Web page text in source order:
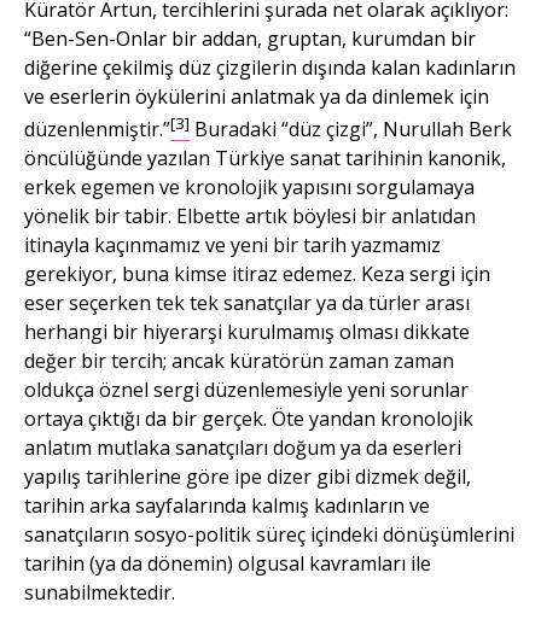
Küratör Artun, tercihlerini şurada net olarak açıklıyor:
“Ben-Sen-Onlar bir addan, gruptan, kurumdan bir
diğerine çekilmiş düz çizgilerin dışında kalan kadınların
ve eserlerin öykülerini anlatmak ya da dinlemek için
düzenlenmiştir.”[3] Buradaki “düz çizgi”, Nurullah Berk
öncülüğünde yazılan Türkiye sanat tarihinin kanonik,
erkek egemen ve kronolojik yapısını sorgulamaya
yönelik bir tabir. Elbette artık böylesi bir anlatıdan
itinayla kaçınmamız ve yeni bir tarih yazmamız
gerekiyor, buna kimse itiraz edemez. Keza sergi için
eser seçerken tek tek sanatçılar ya da türler arası
herhangi bir hiyerarşi kurulmamış olması dikkate
değer bir tercih; ancak küratörün zaman zaman
oldukça öznel sergi düzenlemesiyle yeni sorunlar
ortaya çıktığı da bir gerçek. Öte yandan kronolojik
anlatım mutlaka sanatçıları doğum ya da eserleri
yapılış tarihlerine göre ipe dizer gibi dizmek değil,
tarihin arka sayfalarında kalmış kadınların ve
sanatçıların sosyo-politik süreç içindeki dönüşümlerini
tarihin (ya da dönemin) olgusal kavramları ile
sunabilmektedir.